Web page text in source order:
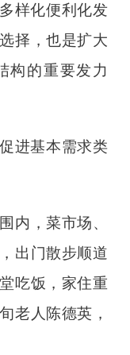
样化便利化发
择，也是扩大
构的重要发力
进基本需求类
，菜市场、
出门散步顺道
吃饭，家住重
老人陈德英，